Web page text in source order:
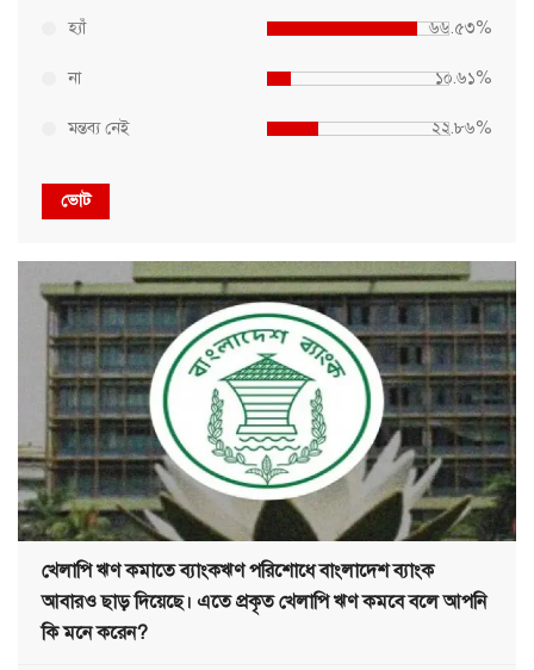
হ্যাঁ ৬৬.৫৩%
না ১০.৬১%
মন্তব্য নেই ২২.৮৬%
ভোট
খেলাপি ঋণ কমাতে ব্যাংকঋণ পরিশোধে বাংলাদেশ ব্যাংক
আবারও ছাড় দিয়েছে। এতে প্রকৃত খেলাপি ঋণ কমবে বলে আপনি
কি মনে করেন?